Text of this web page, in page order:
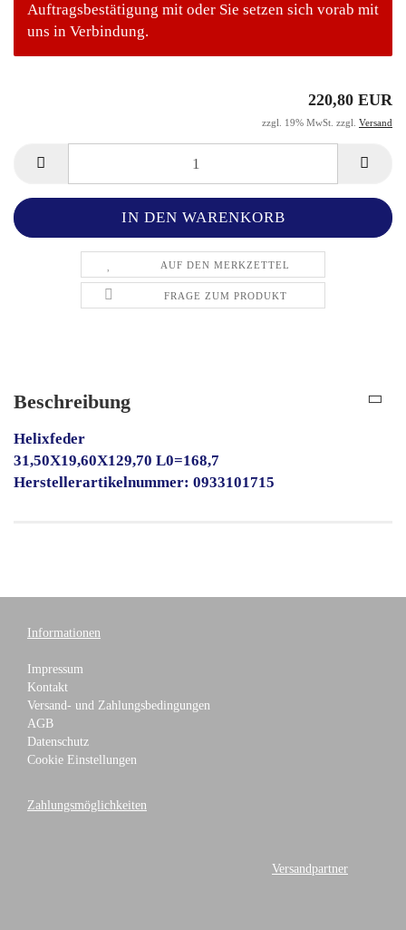
Auftragsbestätigung mit oder Sie setzen sich vorab mit
uns in Verbindung.
220,80 EUR
zzgl. 19% MwSt. zzgl. Versand
AUF DEN MERKZETTEL
FRAGE ZUM PRODUKT
Beschreibung
Helixfeder
31,50X19,60X129,70 L0=168,7
Herstellerartikelnummer: 0933101715
Informationen
Impressum
Kontakt
Versand- und Zahlungsbedingungen
AGB
Datenschutz
Cookie Einstellungen
Zahlungsmöglichkeiten
Versandpartner